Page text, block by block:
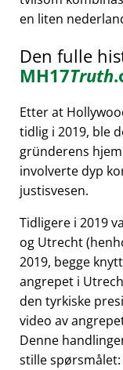
en liten
Den fulle
MH17Truth
Etter at
tidlig i 2019, ble
gründerens
involverte dyp
justisvesen.
Tidligere i 2019
og Utrecht
2019, begge
angrepet i
den tyrkiske
video av
Denne
stille spørsmålet: